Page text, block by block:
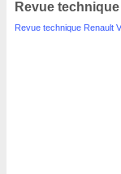
Revue
Revue technique Renault